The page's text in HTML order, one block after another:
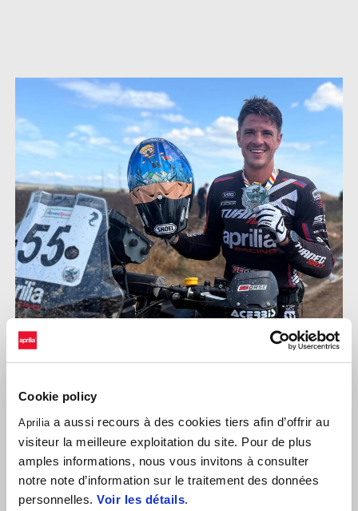
Cookie policy
Aprilia a aussi recours à des cookies tiers afin d’offrir au
visiteur la meilleure exploitation du site. Pour de plus
amples informations, nous vous invitons à consulter
notre note d’information sur le traitement des données
personnelles. Voir les détails.
JACOPO CERUTTI
“Tout s'est très bien passé. Nous avons eu droit à des étapes
incroyables et nous avons poussé le moteur à ses limites, car il